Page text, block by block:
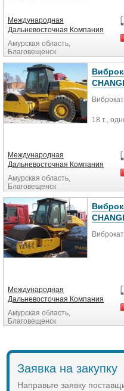
5 Мин.
6870см3,
Диаметр
Международная
Дальневосточная Компания
Амурская область,
Благовещенск
18 т.,
Международная
Дальневосточная Компания
Амурская область,
Благовещенск
Длина
Ширина
Колея
Рабочий
Международная
Дальневосточная Компания
Амурская область,
Благовещенск
Заявка на закупку
Направьте заявку